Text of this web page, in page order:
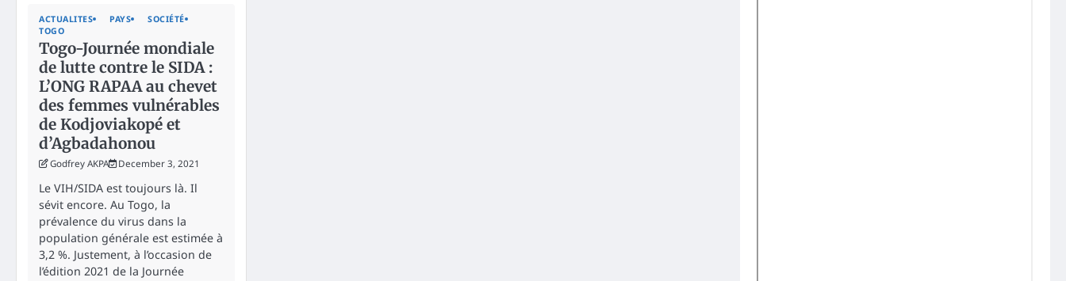
ACTUALITES PAYS
SOCIÉTÉ
TOGO
Togo-Journée mondiale
de lutte contre le SIDA :
L’ONG RAPAA au chevet
des femmes vulnérables
de Kodjoviakopé et
d’Agbadahonou
Godfrey AKPA December 3, 2021
Le VIH/SIDA est toujours là. Il
sévit encore. Au Togo, la
prévalence du virus dans la
population générale est estimée à
3,2 %. Justement, à l’occasion de
l’édition 2021 de la Journée